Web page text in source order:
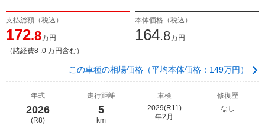
支払総額（税込）
172.8万円
（諸経費8 .0 万円含む）
本体価格（税込）
164.8万円
この車種の相場価格（平均本体価格：149万円）
年式
2026
(R8)
走行距離
5
km
車検
2029(R11)
年2月
修復歴
なし